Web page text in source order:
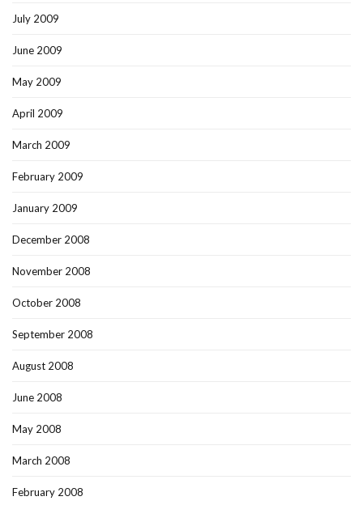
July 2009
June 2009
May 2009
April 2009
March 2009
February 2009
January 2009
December 2008
November 2008
October 2008
September 2008
August 2008
June 2008
May 2008
March 2008
February 2008